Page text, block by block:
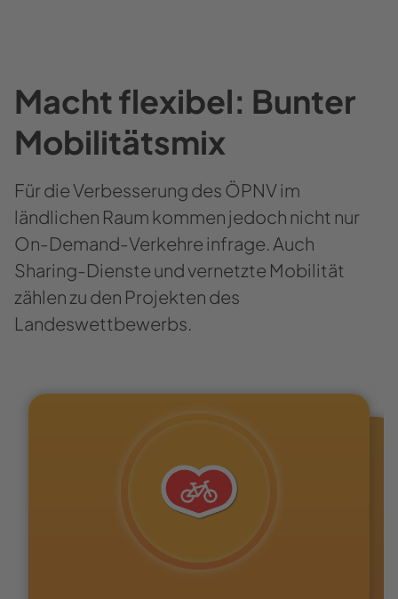
Macht flexibel: Bunter
Mobilitätsmix
Für die Verbesserung des ÖPNV im
ländlichen Raum kommen jedoch nicht nur
On-Demand-Verkehre infrage. Auch
Sharing-Dienste und vernetzte Mobilität
zählen zu den Projekten des
Landeswettbewerbs.